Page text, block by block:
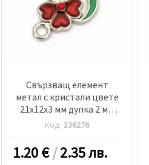
съдържание
и реклами,
включително
с помощта
маркетинг.
Можеш да
използваме
всички
"бисквитки"
Свързващ елемент
метал с кристали цвете
21x12x3 мм дупка 2 мм
цвят сребро -5 броя
Код: 136276
1.20€/2.35 лв.